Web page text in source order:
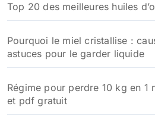
e
r
:
Top 20 des meilleures huiles
Pourquoi le miel cristallise :
astuces pour le garder liquide
Régime pour perdre 10 kg en 1
et pdf gratuit